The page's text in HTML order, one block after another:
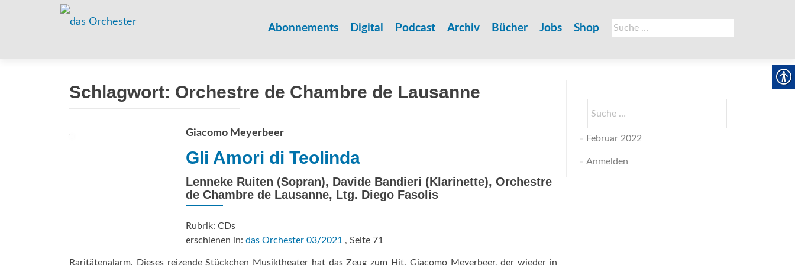
Suche
nach:
Abonnements Digital Podcast Archiv Bücher Jobs Shop
Schlagwort: Orchestre de Chambre de Lausanne
Giacomo Meyerbeer
Gli Amori di Teolinda
Lenneke Ruiten (Sopran), Davide Bandieri (Klarinette), Orchestre
de Chambre de Lausanne, Ltg. Diego Fasolis
Rubrik: CDs
erschienen in: das Orchester 03/2021 , Seite 71
Raritätenalarm. Dieses rei­zende Stückchen Musiktheater hat das Zeug zum Hit. Giacomo Meyer­beer, der wieder in
nach:
Februar 2022
Anmelden